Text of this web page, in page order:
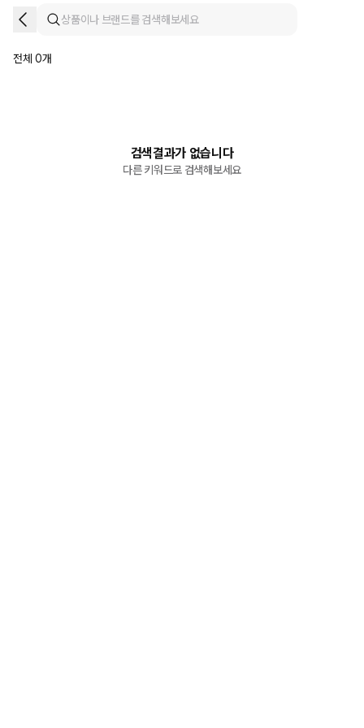
전체 0개
검색결과가 없습니다
다른 키워드로 검색해보세요